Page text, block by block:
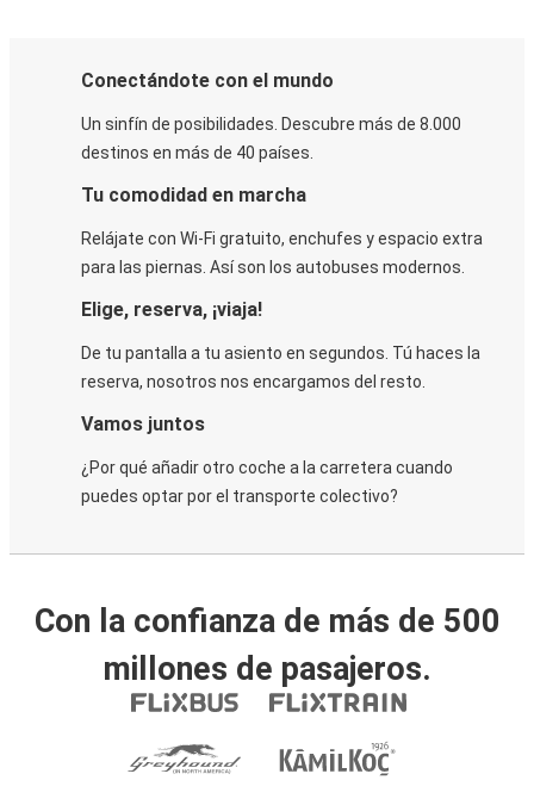
Conectándote con el mundo
Un sinfín de posibilidades. Descubre más de 8.000
destinos en más de 40 países.
Tu comodidad en marcha
Relájate con Wi-Fi gratuito, enchufes y espacio extra
para las piernas. Así son los autobuses modernos.
Elige, reserva, ¡viaja!
De tu pantalla a tu asiento en segundos. Tú haces la
reserva, nosotros nos encargamos del resto.
Vamos juntos
¿Por qué añadir otro coche a la carretera cuando
puedes optar por el transporte colectivo?
Con la confianza de más de 500
millones de pasajeros.